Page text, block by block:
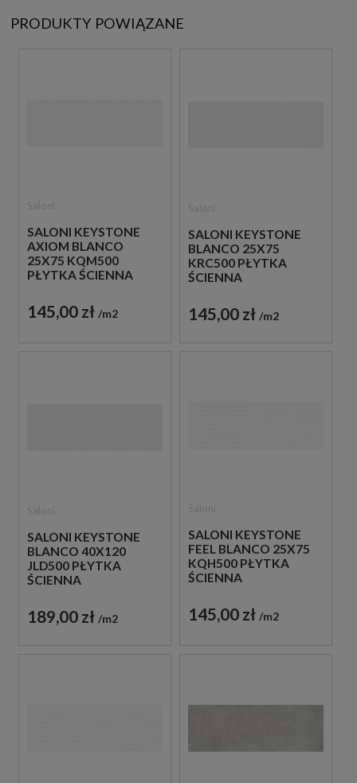
PRODUKTY POWIĄZANE
SALONI KEYSTONE
AXIOM BLANCO
25X75 KQM500
PŁYTKA ŚCIENNA
145,00 zł m2
SALONI KEYSTONE
BLANCO 25X75
KRC500 PŁYTKA
ŚCIENNA
145,00 zł m2
SALONI KEYSTONE
BLANCO 40X120
JLD500 PŁYTKA
ŚCIENNA
189,00 zł m2
SALONI KEYSTONE
FEEL BLANCO 25X75
KQH500 PŁYTKA
ŚCIENNA
145,00 zł m2